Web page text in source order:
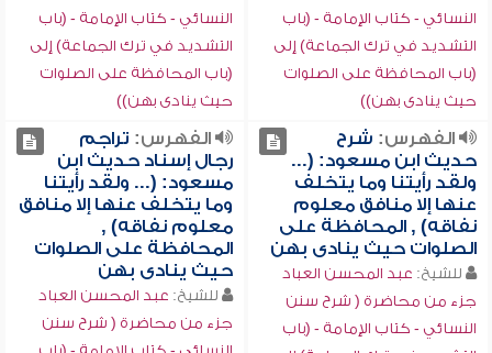
النسائي - كتاب الإمامة - (باب
التشديد في ترك الجماعة) إلى
(باب المحافظة على الصلوات
حيث ينادى بهن))
النسائي - كتاب الإمامة - (باب
التشديد في ترك الجماعة) إلى
(باب المحافظة على الصلوات
حيث ينادى بهن))
الفهرس: شرح
حديث ابن مسعود: (...
ولقد رأيتنا وما يتخلف
عنها إلا منافق معلوم
نفاقه) , المحافظة على
الصلوات حيث ينادى بهن
للشيخ: عبد المحسن العباد
جزء من محاضرة ( شرح سنن
النسائي - كتاب الإمامة - (باب
الفهرس: تراجم
رجال إسناد حديث ابن
مسعود: (... ولقد رأيتنا
وما يتخلف عنها إلا منافق
معلوم نفاقه) ,
المحافظة على الصلوات
حيث ينادى بهن
للشيخ: عبد المحسن العباد
جزء من محاضرة ( شرح سنن